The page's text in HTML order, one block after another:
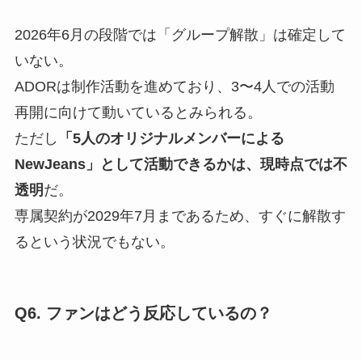
2026年6月の段階では「グループ解散」は確定して
いない。
ADORは制作活動を進めており、3〜4人での活動
再開に向けて動いているとみられる。
ただし
「5人のオリジナルメンバーによる
NewJeans」として活動できるかは、現時点では不
透明 だ。
専属契約が2029年7月まであるため、すぐに解散す
るという状況でもない。
Q6. ファンはどう反応しているの？